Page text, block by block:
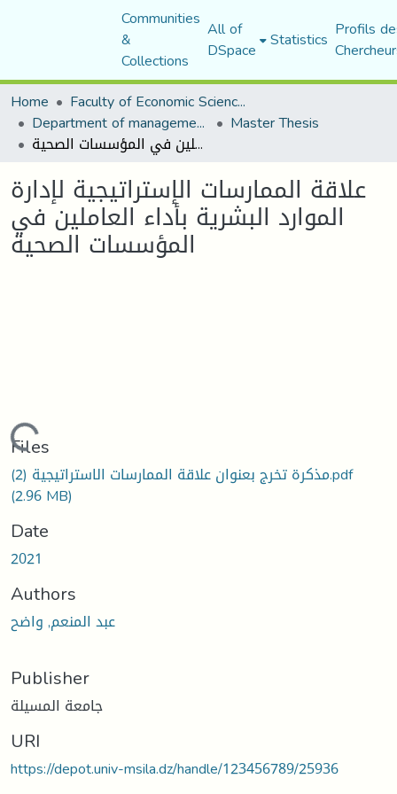
Communities
&
Collections
All of
DSpace Statistics Profils
Home
Faculty of Economic Sciences, Commerce and Management Sciences
Department of management sciences Master Thesis
علاقة الممارسات الإستراتيجية لإدارة الموارد البشرية بأداء العاملين في المؤسسات الصحية
علاقة الممارسات الإستراتيجية لإدارة
الموارد البشرية بأداء العاملين في
المؤسسات الصحية
Loading...
Files
مذكرة تخرج بعنوان علاقة الممارسات الاستراتيجية (2).pdf
(2.96 MB)
Date
2021
Authors
عبد المنعم, واضح
Publisher
جامعة المسيلة
URI
https://depot.univ-msila.dz/handle/123456789/25936